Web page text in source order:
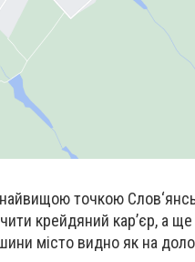
точкою
крейдяний кар’єр, а ще
місто видно як на